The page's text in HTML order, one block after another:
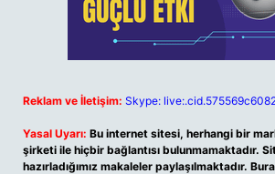
Reklam ve İletişim: Skype:
Yasal Uyarı: Bu internet sitesi, herhangi bir
şirketi ile hiçbir bağlantısı bulunmamaktadır.
hazırladığımız makaleler paylaşılmaktadır.